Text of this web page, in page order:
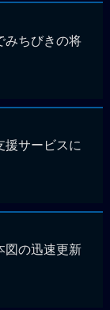
みちびきの将
援サービスに
図の迅速更新